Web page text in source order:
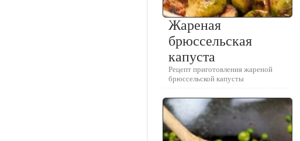
Жареная
брюссельская
капуста
Рецепт приготовления жареной
брюссельской капусты